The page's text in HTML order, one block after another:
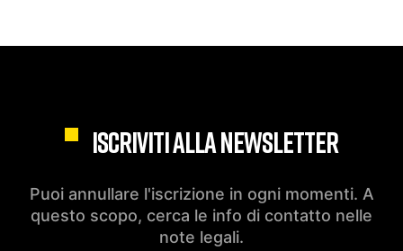
ISCRIVITI ALLA NEWSLETTER
Puoi annullare l'iscrizione in ogni momenti. A
questo scopo, cerca le info di contatto nelle
note legali.